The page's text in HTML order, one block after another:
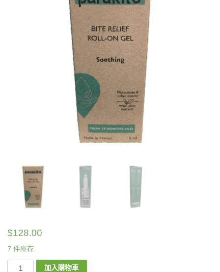
$128.00
7 件庫存
加入購物車